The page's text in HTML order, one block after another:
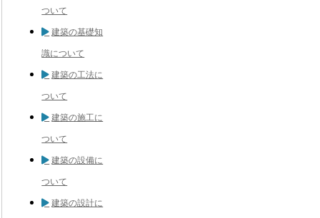
ついて
建築の基礎知
識について
建築の工法に
ついて
建築の施工に
ついて
建築の設備に
ついて
建築の設計に